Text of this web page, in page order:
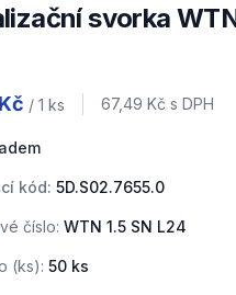
/ 1 ks Cena s DPH
67,49 Kč s DPH
kód: 5D.S02.7655.0
číslo: WTN 1.5 SN L24
(ks): 50 ks